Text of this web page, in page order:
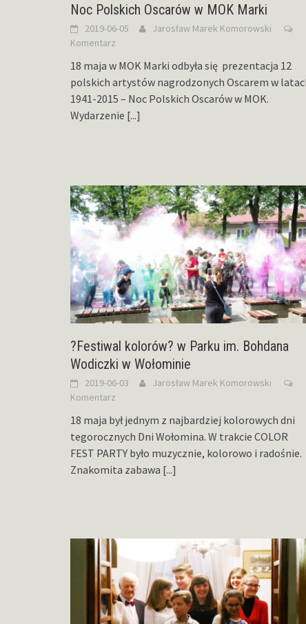
Noc Polskich Oscarów w MOK Marki
2019-06-05
Jarosław Marek Komorowski
Komentarz
18 maja w MOK Marki odbyła się prezentacja 12
polskich artystów nagrodzonych Oscarem w
1941-2015 – Noc Polskich Oscarów w MOK.
Wydarzenie [...]
?Festiwal kolorów? w Parku im. Bohdana
Wodiczki w Wołominie
2019-06-03
Jarosław Marek Komorowski
Komentarz
18 maja był jednym z najbardziej kolorowych dni
tegorocznych Dni Wołomina. W trakcie COLOR
FEST PARTY było muzycznie, kolorowo i radośnie.
Znakomita zabawa [...]